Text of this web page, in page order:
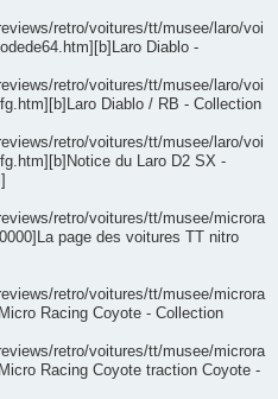
retro/voitures/tt/musee/laro/voi
Diablo -
retro/voitures/tt/musee/laro/voi
Diablo / RB - Collection
retro/voitures/tt/musee/laro/voi
du Laro D2 SX -
retro/voitures/tt/musee/microra
page des voitures TT nitro
retro/voitures/tt/musee/microra
Racing Coyote - Collection
retro/voitures/tt/musee/microra
Racing Coyote traction Coyote -